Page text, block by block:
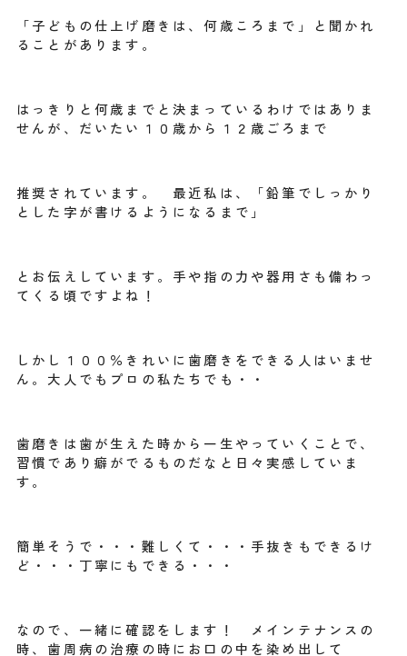
「子どもの仕上げ磨きは、何歳ころまで」と聞かれ
ることがあります。
はっきりと何歳までと決まっているわけではありま
せんが、だいたい１０歳から１２歳ごろまで
推奨されています。 最近私は、「鉛筆でしっかり
とした字が書けるようになるまで」
とお伝えしています。手や指の力や器用さも備わっ
てくる頃ですよね！
しかし１００％きれいに歯磨きをできる人はいませ
ん。大人でもプロの私たちでも・・
歯磨きは歯が生えた時から一生やっていくことで、
習慣であり癖がでるものだなと日々実感していま
す。
簡単そうで・・・難しくて・・・手抜きもできるけ
ど・・・丁寧にもできる・・・
なので、一緒に確認をします！ メインテナンスの
時、歯周病の治療の時にお口の中を染め出して